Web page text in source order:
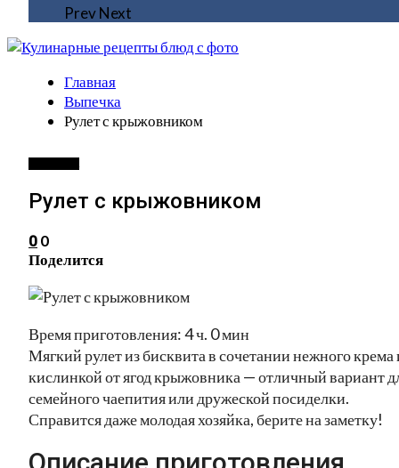
PrevNext
Главная
Выпечка
Рулет с крыжовником
Рулет с крыжовником
0 0
Поделится
Время приготовления: 4 ч. 0 мин
Мягкий рулет из бисквита в сочетании нежного крема
кислинкой от ягод крыжовника — отличный вариант
семейного чаепития или дружеской посиделки.
Справится даже молодая хозяйка, берите на заметку!